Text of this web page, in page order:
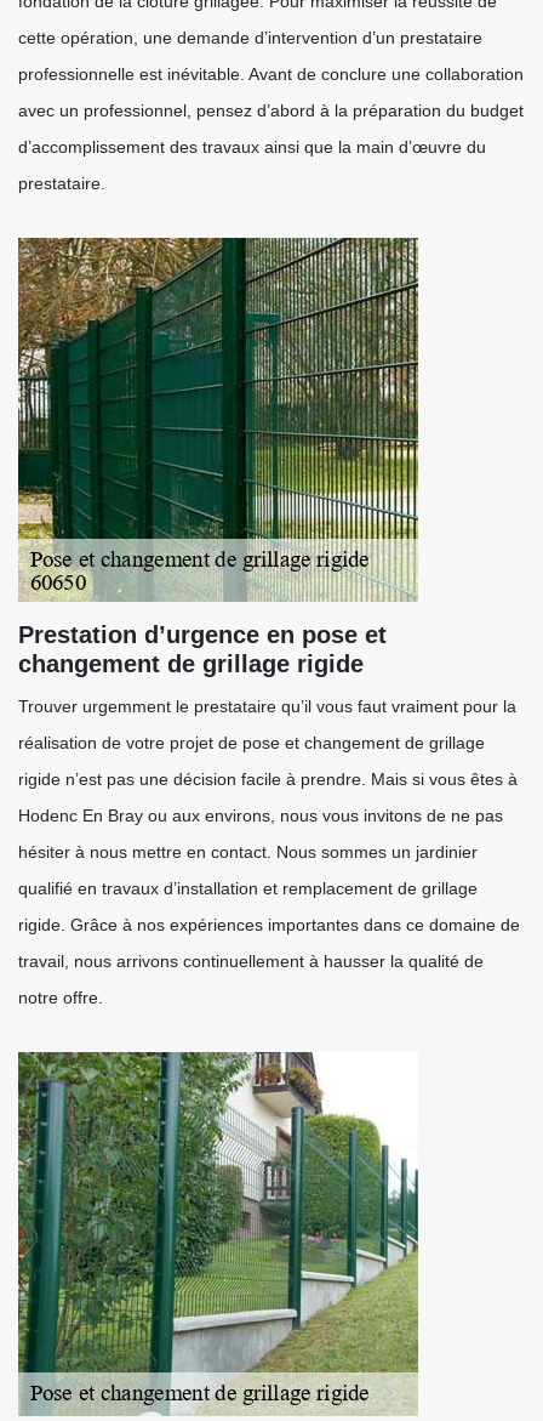
cette opération, une demande d’intervention d’un prestataire
professionnelle est inévitable. Avant de conclure une collaboration
avec un professionnel, pensez d’abord à la préparation du budget
d’accomplissement des travaux ainsi que la main d’œuvre du
prestataire.
Prestation d’urgence en pose et
changement de grillage rigide
Trouver urgemment le prestataire qu’il vous faut vraiment pour la
réalisation de votre projet de pose et changement de grillage
rigide n’est pas une décision facile à prendre. Mais si vous êtes à
Hodenc En Bray ou aux environs, nous vous invitons de ne pas
hésiter à nous mettre en contact. Nous sommes un jardinier
qualifié en travaux d’installation et remplacement de grillage
rigide. Grâce à nos expériences importantes dans ce domaine de
travail, nous arrivons continuellement à hausser la qualité de
notre offre.